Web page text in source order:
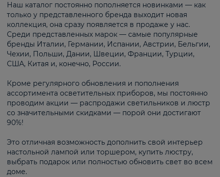
Наш каталог постоянно пополняется новинками — как
только у представленного бренда выходит новая
коллекция, она сразу появляется в продаже у нас.
Среди представленных марок — самые популярные
бренды Италии, Германии, Испании, Австрии, Бельгии,
Чехии, Польши, Дании, Швеции, Франции, Турции,
США, Китая и, конечно, России.
Кроме регулярного обновления и пополнения
ассортимента осветительных приборов, мы постоянно
проводим акции — распродажи светильников и люстр
со значительными скидками — порой они достигают
90%!
Это отличная возможность дополнить свой интерьер
настольной лампой или торшером, купить люстру,
выбрать подарок или полностью обновить свет во всем
доме.